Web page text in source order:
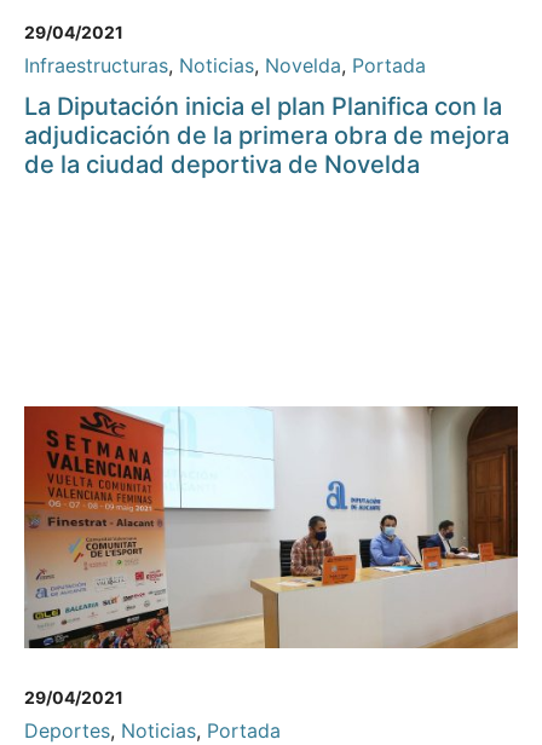
29/04/2021
Infraestructuras, Noticias, Novelda, Portada
La Diputación inicia el plan Planifica con la
adjudicación de la primera obra de mejora
de la ciudad deportiva de Novelda
29/04/2021
Deportes, Noticias, Portada